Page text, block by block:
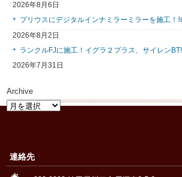
2026年8月6日
プリウスにデジタルインナミラーミラーを施工！
2026年8月2日
ランクルFJに施工！イグラ２プラス、サイレン
2026年7月31日
Archive
Archive
連絡先